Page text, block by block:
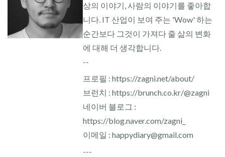
상의 이야기, 사람의 이야기를 좋아합
니다. IT 산업이 보여 주는 'Wow' 하는
순간보다 그것이 가져다 줄 삶의 변화
에 대해 더 생각합니다.
--
프로필 : https://zagni.net/about/
브런치 : https://brunch.co.kr/@zagni
네이버 블로그 :
https://blog.naver.com/zagni_
이메일 : happydiary@gmail.com
---